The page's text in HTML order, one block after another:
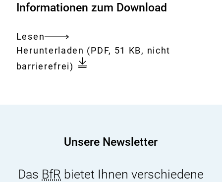
Informationen zum Download
Lesen
Gesamtes
Dokument
Download:
Herunterladen 2.
Sitzung
(PDF, 51 KB, nicht
barrierefrei)
Unsere Newsletter
Das BfR bietet Ihnen verschiedene